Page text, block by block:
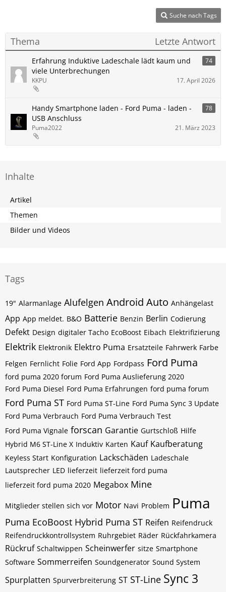
Suche nach Tags
Thema Letzte Antwort
Erfahrung Induktive Ladeschale lädt kaum und
viele Unterbrechungen
74
KKPU 17. April 2026
Handy Smartphone laden - Ford Puma - laden -
USB Anschluss
78
Puma2022 21. März 2023
Inhalte
Artikel
Themen
Bilder und Videos
Tags
19" Alarmanlage Alufelgen Android Auto Anhängelast
App App meldet. B&O Batterie Benzin Berlin Codierung
Defekt Design digitaler Tacho EcoBoost Eibach Elektrifizierung
Elektrik Elektronik Elektro Puma Ersatzteile Fahrwerk Farbe
Felgen Fernlicht Folie Ford App Fordpass Ford Puma
ford puma 2020 forum Ford Puma Auslieferung 2020
Ford Puma Diesel Ford Puma Erfahrungen ford puma forum
Ford Puma ST Ford Puma ST-Line Ford Puma Sync 3 Update
Ford Puma Verbrauch Ford Puma Verbrauch Test
Ford Puma Vignale forscan Garantie Gurtschloß Hilfe
Hybrid M6 ST-Line X Induktiv Karten Kauf Kaufberatung
Keyless Start Konfiguration Lackschäden Ladeschale
Lautsprecher LED lieferzeit lieferzeit ford puma
lieferzeit ford puma 2020 Megabox Mine
Mitglieder stellen sich vor Motor Navi Problem Puma
Puma EcoBoost Hybrid Puma ST Reifen Reifendruck
Reifendruckkontrollsystem Ruhrgebiet Räder Rückfahrkamera
Rückruf Schaltwippen Scheinwerfer sitze Smartphone
Software Sommerreifen Soundgenerator Sound System
Spurplatten Spurverbreiterung ST ST-Line Sync 3